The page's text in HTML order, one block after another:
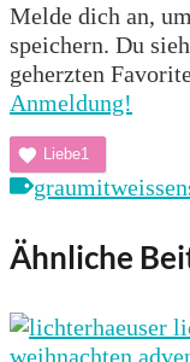
Melde dich an,
speichern. Du
geherzten
Anmeldung!
Liebe1
Ähnliche